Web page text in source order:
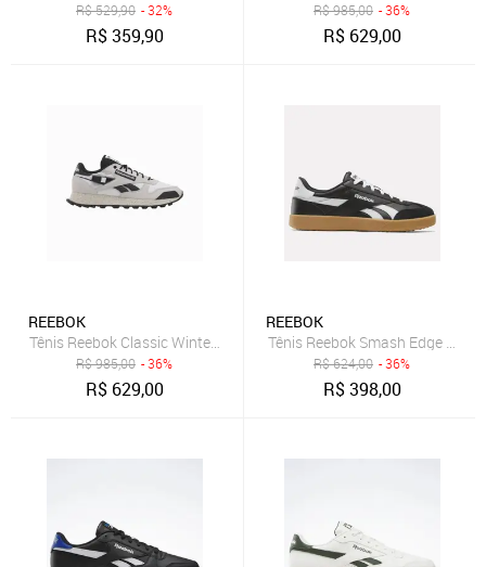
R$529,90 - 32%
R$359,90
R$985,00 - 36%
R$ 629,00
REEBOK
Tênis Reebok Classic Winter Masculino Bege
R$985,00 - 36%
R$ 629,00
REEBOK
Tênis Reebok Smash Edge
R$624,00 - 36%
R$398,00